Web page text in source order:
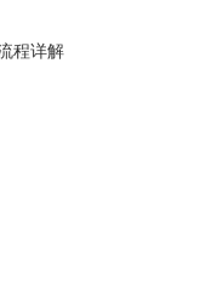
程详解